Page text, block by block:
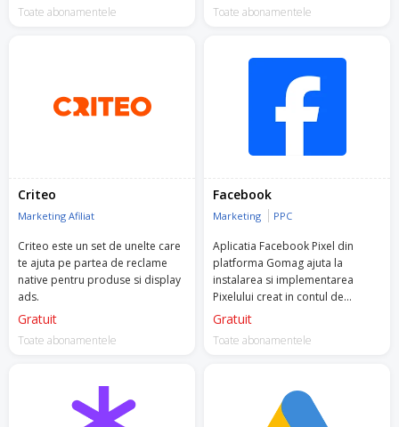
Toate abonamentele Toate abonamentele
Criteo
Marketing Afiliat
Criteo este un set de unelte care
te ajuta pe partea de reclame
native pentru produse si display
ads.
Gratuit
Toate abonamentele
Facebook
Marketing PPC
Aplicatia Facebook Pixel din
platforma Gomag ajuta la
instalarea si implementarea
Pixelului creat in contul de
Facebook Business Manager.
Gratuit
Toate abonamentele